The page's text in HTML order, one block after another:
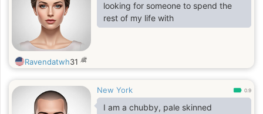
looking for someone to spend the
rest of my life with
Ravendatwh31 歳
New York 0.9
I am a chubby, pale skinned